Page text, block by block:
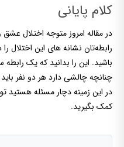
کلام پایانی
در مقاله امروز متوجه اختلال
رابطه‌تان نشانه های این اختلال
باشید. این را بدانید که یک رابطه
چنانچه چالشی دارد هر دو نفر
در این زمینه دچار مسئله هستید
کمک بگیرید.